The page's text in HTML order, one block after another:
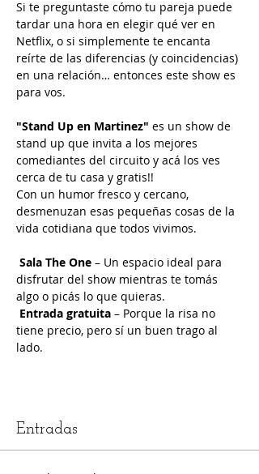
Si te preguntaste cómo tu pareja puede
tardar una hora en elegir qué ver en
Netflix, o si simplemente te encanta
reírte de las diferencias (y coincidencias)
en una relación… entonces este show es
para vos.
"Stand Up en Martinez" es un show de
stand up que invita a los mejores
comediantes del circuito y acá los ves
cerca de tu casa y gratis!!
Con un humor fresco y cercano,
desmenuzan esas pequeñas cosas de la
vida cotidiana que todos vivimos.
Sala The One – Un espacio ideal para
disfrutar del show mientras te tomás
algo o picás lo que quieras.
Entrada gratuita – Porque la risa no
tiene precio, pero sí un buen trago al
lado.
Entradas